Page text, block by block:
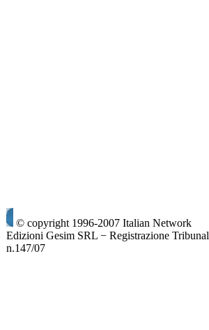
© copyright 1996-2007 Italian Network
Edizioni Gesim SRL − Registrazione
n.147/07